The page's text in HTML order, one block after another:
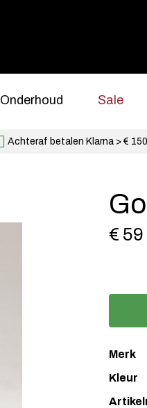
Onderhoud Sale
Achteraf betalen Klarna > €
€ 59
Merk
Kleur